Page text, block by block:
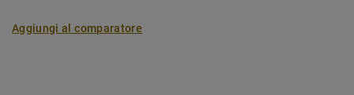
Aggiungi al comparatore